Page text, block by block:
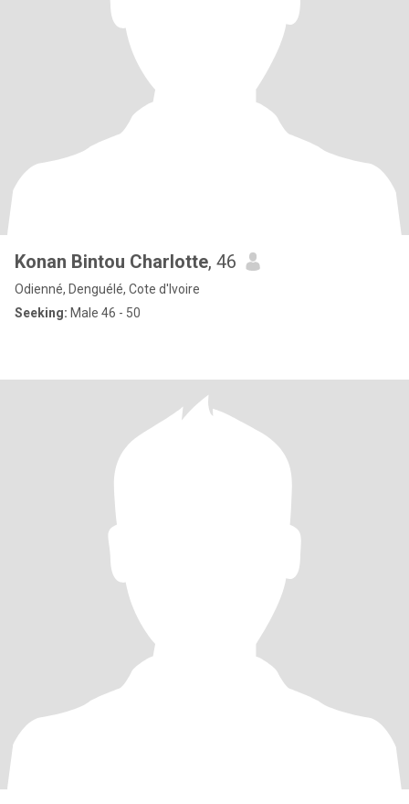
Konan Bintou Charlotte, 46
Odienné, Denguélé, Cote d'Ivoire
Seeking: Male 46 - 50